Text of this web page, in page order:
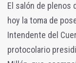
El salón de plenos
hoy la toma de
Intendente del
protocolario